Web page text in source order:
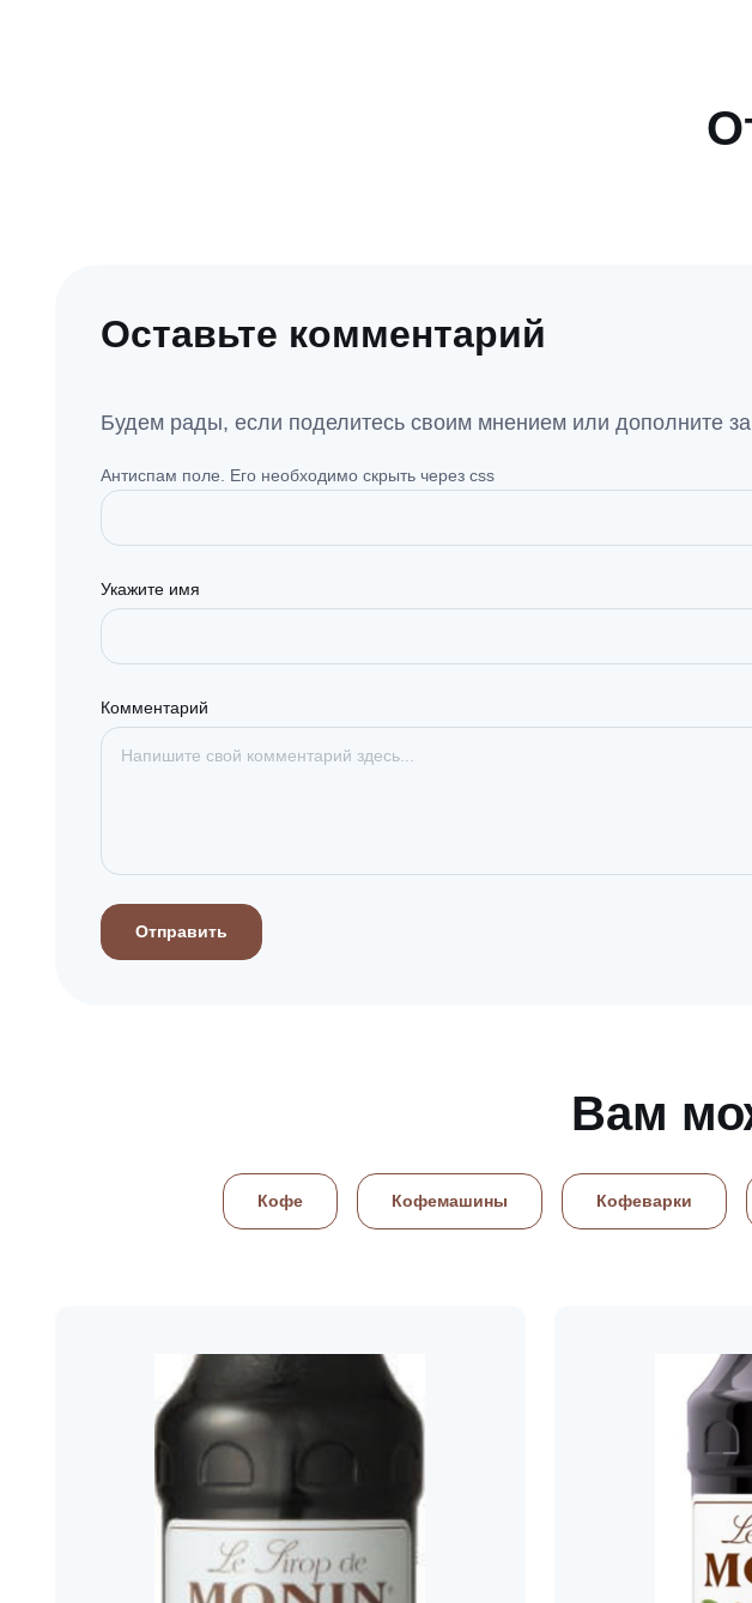
Оставьте комментарий
Будем рады, если поделитесь своим мнением или дополните
Антиспам поле. Его необходимо скрыть через css
Укажите имя
Комментарий
Отправить
Вам
Кофе Кофемашины Кофеварки